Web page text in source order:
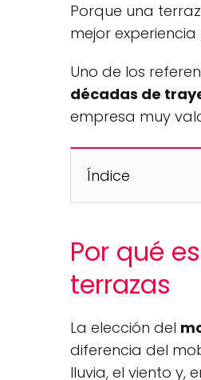
Porque una
mejor
Uno de los
décadas de
empresa muy
Índice
Por qué
terrazas
La elección del
diferencia del
lluvia, el viento y,